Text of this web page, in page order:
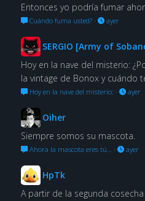
Entonces yo podría fumar
Cuándo fuma usted?· ayer
SERGIO [Army of
Hoy en la nave del misterio:
la vintage de Bonox y cuándo
Hoy en la nave del misterio: · ayer
Oiher
Siempre somos su mascota.
Ahora la mascota eres tú… · ayer
HpTk
A partir de la segunda